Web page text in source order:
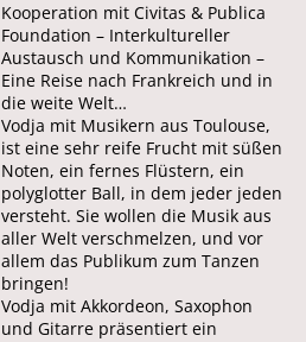
Kooperation mit Civitas & Publica
Foundation – Interkultureller
Austausch und Kommunikation –
Eine Reise nach Frankreich und in
die weite Welt…
Vodja mit Musikern aus Toulouse,
ist eine sehr reife Frucht mit süßen
Noten, ein fernes Flüstern, ein
polyglotter Ball, in dem jeder jeden
versteht. Sie wollen die Musik aus
aller Welt verschmelzen, und vor
allem das Publikum zum Tanzen
bringen!
Vodja mit Akkordeon, Saxophon
und Gitarre präsentiert ein